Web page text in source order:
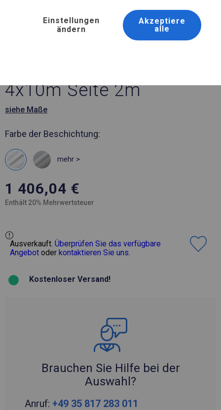
4x10m Seite 2m
siehe Maße
Farbe der Beschichtung:
mehr >
1 406,04 €
Enthält 20% Mehrwertsteuer
Ausverkauft. Überprüfen Sie das verfügbare
Angebot oder kontaktieren Sie uns.
Kostenloser Versand!
Brauchen Sie Hilfe bei der
Auswahl?
Anruf: +49 35 817 283 011
Einstellungen
ändern
Akzeptiere
alle